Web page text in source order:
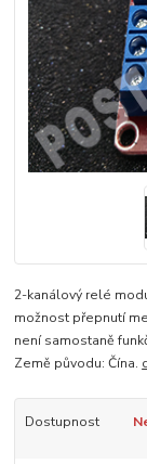
2-kanálový relé
možnost přepnutí
není samostaně
Země původu: Čína.
Dostupnost